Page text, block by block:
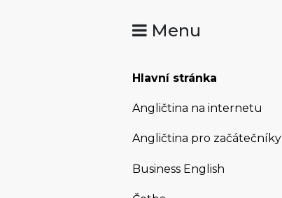
Menu
Hlavní stránka
Angličtina na internetu
Angličtina pro začátečníky
Business English